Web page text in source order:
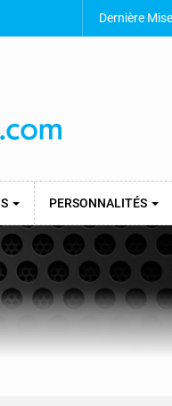
Dernière
PERSONNALITÉS